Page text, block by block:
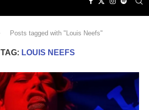
Posts tagged with "Louis Neefs"
TAG: LOUIS NEEFS